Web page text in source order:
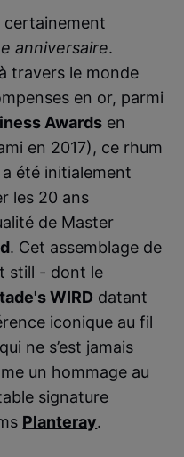
certainement
anniversaire.
travers le monde
en or, parmi
Awards en
en 2017), ce rhum
été initialement
les 20 ans
de Master
. Cet assemblage de
still - dont le
WIRD datant
iconique au fil
ne s’est jamais
un hommage au
signature
Planteray.